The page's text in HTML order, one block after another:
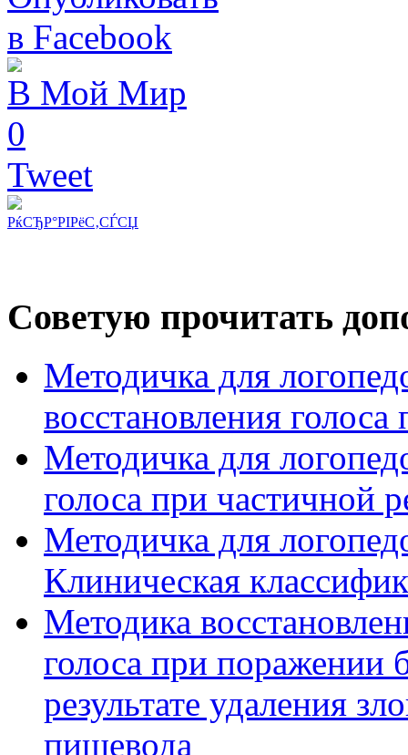
В Мой Мир
0
Tweet
РќСЂР°РІРёС‚СЃСЏ
Советую прочитать
Методичка для
восстановления
Методичка для
голоса при частичной
Методичка для
Клиническая
Методика
голоса при поражении
результате удаления
пищевода